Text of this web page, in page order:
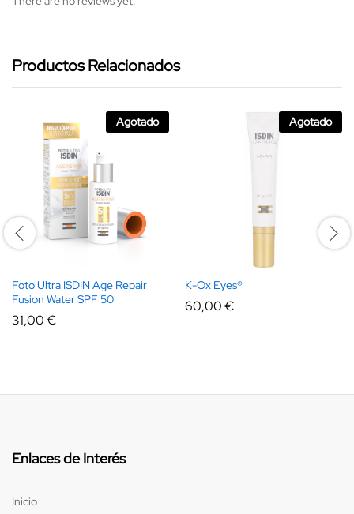
Productos Relacionados
Agotado
Foto Ultra ISDIN Age Repair
Fusion Water SPF 50
31,00€
Agotado
K-Ox Eyes®
60,00€
Enlaces de Interés
Inicio